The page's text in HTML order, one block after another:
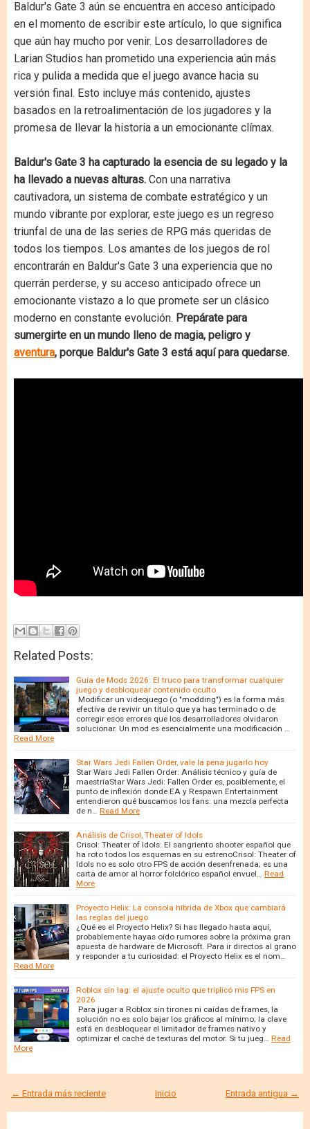
Baldur's Gate 3 aún se encuentra en acceso anticipado
en el momento de escribir este artículo, lo que significa
que aún hay mucho por venir. Los desarrolladores de
Larian Studios han prometido una experiencia aún más
rica y pulida a medida que el juego avance hacia su
versión final. Esto incluye más contenido, ajustes
basados en la retroalimentación de los jugadores y la
promesa de llevar la historia a un emocionante clímax.
Baldur's Gate 3 ha capturado la esencia de su legado y la
ha llevado a nuevas alturas. Con una narrativa
cautivadora, un sistema de combate estratégico y un
mundo vibrante por explorar, este juego es un regreso
triunfal de una de las series de RPG más queridas de
todos los tiempos. Los amantes de los juegos de rol
encontrarán en Baldur's Gate 3 una experiencia que no
querrán perderse, y su acceso anticipado ofrece un
emocionante vistazo a lo que promete ser un clásico
moderno en constante evolución. Prepárate para
sumergirte en un mundo lleno de magia, peligro y
aventura, porque Baldur's Gate 3 está aquí para quedarse.
Related Posts:
Guía de Mods 2026: El truco para transformar cualquier
juego y desbloquear contenido oculto
Modificar un videojuego (o "modding") es la forma más
efectiva de revivir un título que ya has terminado o de
corregir esos errores que los desarrolladores olvidaron
solucionar. Un mod es esencialmente una modificación …
Read More
Star Wars Jedi Fallen Order, vale la pena jugarlo hoy
Star Wars Jedi Fallen Order: Análisis técnico y guía de
maestríaStar Wars Jedi: Fallen Order es, posiblemente, el
punto de inflexión donde EA y Respawn Entertainment
entendieron qué buscamos los fans: una mezcla perfecta
de n…
Read More
Análisis de Crisol, Theater of Idols
Crisol: Theater of Idols: El sangriento shooter español que
ha roto todos los esquemas en su estrenoCrisol: Theater of
Idols no es solo otro FPS de acción desenfrenada; es una
carta de amor al horror folclórico español envuel…
Read
More
Proyecto Helix: La consola híbrida de Xbox que cambiará
las reglas del juego
¿Qué es el Proyecto Helix? Si has llegado hasta aquí,
probablemente hayas oído rumores sobre la próxima gran
apuesta de hardware de Microsoft. Para ir directos al grano
y responder a tu curiosidad: el Proyecto Helix es el nom…
Read More
Roblox sin lag: el ajuste oculto que triplicó mis FPS en
2026
Para jugar a Roblox sin tirones ni caídas de frames, la
solución no es solo bajar los gráficos al mínimo; la clave
está en desbloquear el limitador de frames nativo y
optimizar el caché de texturas del motor. Si tu jueg…
Read
More
← Entrada más reciente Entrada antigua →
Inicio